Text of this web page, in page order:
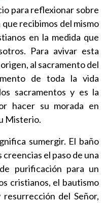
para reflexionar sobre
recibimos del mismo
en la medida que
Para avivar esta
al sacramento del
de toda la vida
sacramentos y es la
hacer su morada en
Misterio.
sumergir. El baño
creencias el paso de una
purificación para un
cristianos, el bautismo
del Señor,